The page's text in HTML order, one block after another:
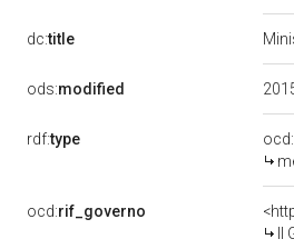
dc:title
ods:modified
rdf:type
ocd:rif_governo